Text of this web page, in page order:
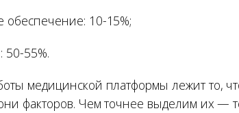
обеспечение: 10-15%;
50-55%.
медицинской платформы лежит то,
факторов. Чем точнее выделим их —